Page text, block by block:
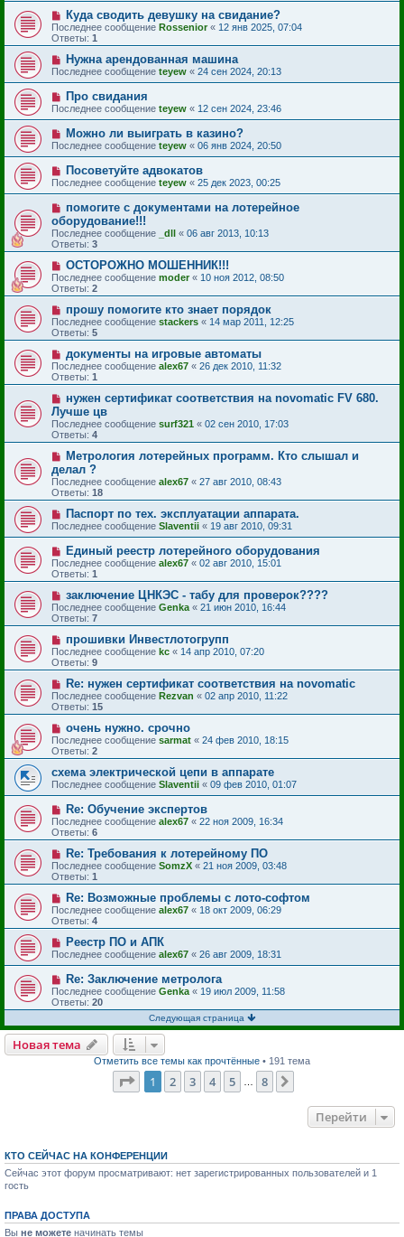
Куда сводить девушку на свидание?
Последнее сообщение Rossenior« 12 янв 2025, 07:04
Ответы: 1
Нужна арендованная машина
Последнее сообщение teyew « 24 сен 2024, 20:13
Про свидания
Последнее сообщение teyew « 12 сен 2024, 23:46
Можно ли выиграть в казино?
Последнее сообщение teyew « 06 янв 2024, 20:50
Посоветуйте адвокатов
Последнее сообщение teyew « 25 дек 2023, 00:25
помогите с документами на лотерейное
оборудование!!!
Последнее сообщение _dll « 06 авг 2013, 10:13
Ответы: 3
ОСТОРОЖНО МОШЕННИК!!!
Последнее сообщение moder« 10 ноя 2012, 08:50
Ответы: 2
прошу помогите кто знает порядок
Последнее сообщение stackers « 14 мар 2011, 12:25
Ответы: 5
документы на игровые автоматы
Последнее сообщение alex67 « 26 дек 2010, 11:32
Ответы: 1
нужен сертификат соответствия на novomatic FV 680.
Лучше цв
Последнее сообщение surf321 « 02 сен 2010, 17:03
Ответы: 4
Метрология лотерейных программ. Кто слышал и
делал ?
Последнее сообщение alex67 « 27 авг 2010, 08:43
Ответы: 18
Паспорт по тех. эксплуатации аппарата.
Последнее сообщение Slaventii « 19 авг 2010, 09:31
Единый реестр лотерейного оборудования
Последнее сообщение alex67 « 02 авг 2010, 15:01
Ответы: 1
заключение ЦНКЭС - табу для проверок????
Последнее сообщение Genka « 21 июн 2010, 16:44
Ответы: 7
прошивки Инвестлотогрупп
Последнее сообщение kc « 14 апр 2010, 07:20
Ответы: 9
Re: нужен сертификат соответствия на novomatic
Последнее сообщение Rezvan « 02 апр 2010, 11:22
Ответы: 15
очень нужно. срочно
Последнее сообщение sarmat « 24 фев 2010, 18:15
Ответы: 2
схема электрической цепи в аппарате
Последнее сообщение Slaventii « 09 фев 2010, 01:07
Re: Обучение экспертов
Последнее сообщение alex67 « 22 ноя 2009, 16:34
Ответы: 6
Re: Требования к лотерейному ПО
Последнее сообщение SomzX « 21 ноя 2009, 03:48
Ответы: 1
Re: Возможные проблемы с лото-софтом
Последнее сообщение alex67 « 18 окт 2009, 06:29
Ответы: 4
Реестр ПО и АПК
Последнее сообщение alex67 « 26 авг 2009, 18:31
Re: Заключение метролога
Последнее сообщение Genka « 19 июл 2009, 11:58
Ответы: 20
Следующая страница
Новая тема
Отметить все темы как прочтённые • 191 тема
Страница из
1 2 3 4 5 8
Перейти
КТО СЕЙЧАС НА КОНФЕРЕНЦИИ
Сейчас этот форум просматривают: нет зарегистрированных пользователей и 1
гость
ПРАВА ДОСТУПА
Вы не можете начинать темы